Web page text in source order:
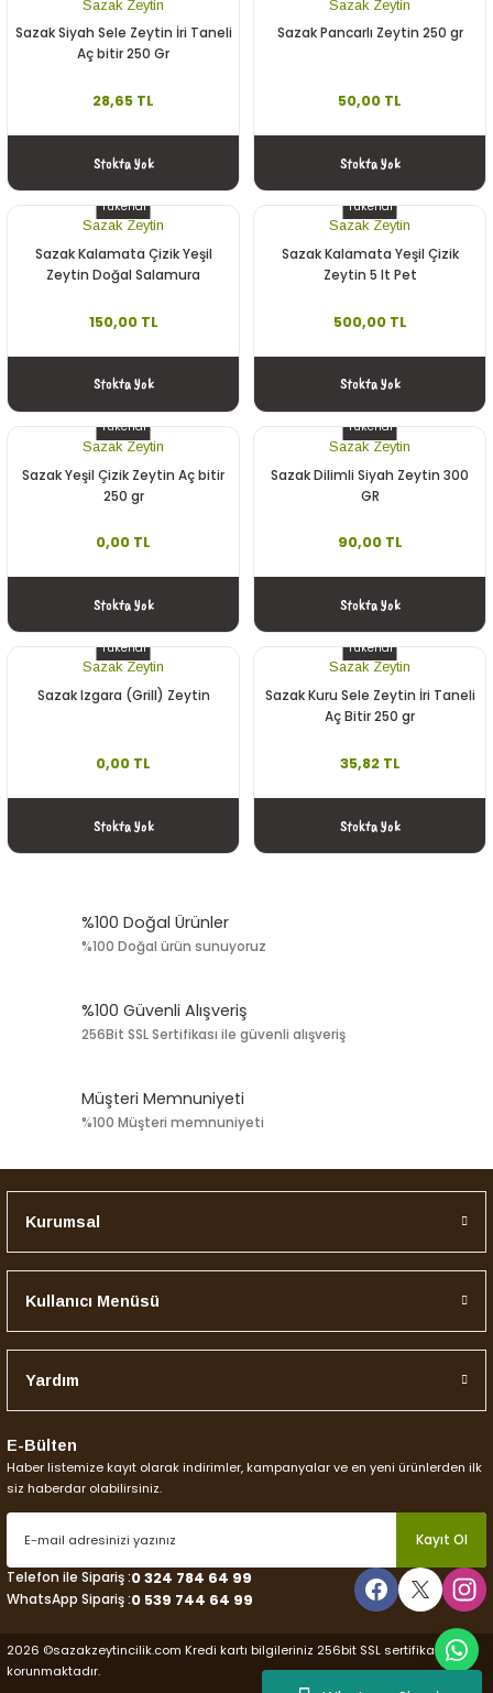
Sazak Zeytin
Sazak Siyah Sele Zeytin İri Taneli
Aç bitir 250 Gr
28,65 TL
Stokta Yok
Sazak Zeytin
Sazak Pancarlı Zeytin 250 gr
50,00 TL
Stokta Yok
Tükendi
Sazak Zeytin
Sazak Kalamata Çizik Yeşil
Zeytin Doğal Salamura
150,00 TL
Stokta Yok
Tükendi
Sazak Zeytin
Sazak Kalamata Yeşil Çizik
Zeytin 5 lt Pet
500,00 TL
Stokta Yok
Tükendi
Sazak Zeytin
Sazak Yeşil Çizik Zeytin Aç bitir
250 gr
0,00 TL
Stokta Yok
Tükendi
Sazak Zeytin
Sazak Dilimli Siyah Zeytin 300
GR
90,00 TL
Stokta Yok
Tükendi
Sazak Zeytin
Sazak Izgara (Grill) Zeytin
0,00 TL
Stokta Yok
Tükendi
Sazak Zeytin
Sazak Kuru Sele Zeytin İri Taneli
Aç Bitir 250 gr
35,82 TL
Stokta Yok
%100 Doğal Ürünler
%100 Doğal ürün sunuyoruz
%100 Güvenli Alışveriş
256Bit SSL Sertifikası ile güvenli alışveriş
Müşteri Memnuniyeti
%100 Müşteri memnuniyeti
Kurumsal
Kullanıcı Menüsü
Yardım
E-Bülten
Haber listemize kayıt olarak indirimler, kampanyalar ve en yeni ürünlerden ilk
siz haberdar olabilirsiniz.
Kayıt Ol
Telefon ile Sipariş :0 324 784 64 99
WhatsApp Sipariş :0 539 744 64 99
2026 ©sazakzeytincilik.com Kredi kartı bilgileriniz 256bit SSL sertifikası ile
korunmaktadır.